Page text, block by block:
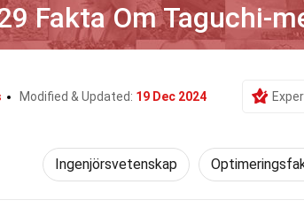
Fakta Om Taguchi-
Modified & Updated: 19 Dec 2024
Ingenjörsvetenskap